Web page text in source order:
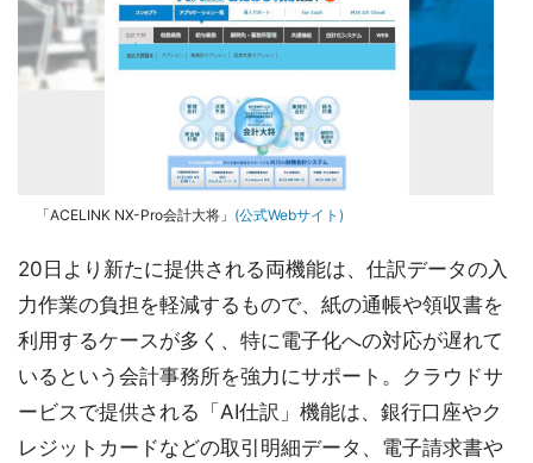
「ACELINK NX-Pro会計大将」 (公式Webサイト)
20日より新たに提供される両機能は、仕訳データの入
力作業の負担を軽減するもので、紙の通帳や領収書を
利用するケースが多く、特に電子化への対応が遅れて
いるという会計事務所を強力にサポート。クラウドサ
ービスで提供される「AI仕訳」機能は、銀行口座やク
レジットカードなどの取引明細データ、電子請求書や